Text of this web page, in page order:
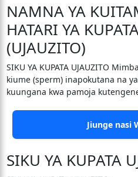
NAMNA YA
HATARI YA
(UJAUZITO)
SIKU YA KUPATA UJAUZITO
kiume (sperm) inapokutana na
kuungana kwa pamoja
Jiunge nasi
SIKU YA KUPATA